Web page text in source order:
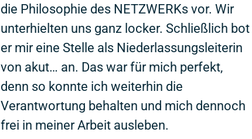
die Philosophie des NETZWERKs vor. Wir
unterhielten uns ganz locker. Schließlich bot
er mir eine Stelle als Niederlassungsleiterin
von akut… an. Das war für mich perfekt,
denn so konnte ich weiterhin die
Verantwortung behalten und mich dennoch
frei in meiner Arbeit ausleben.